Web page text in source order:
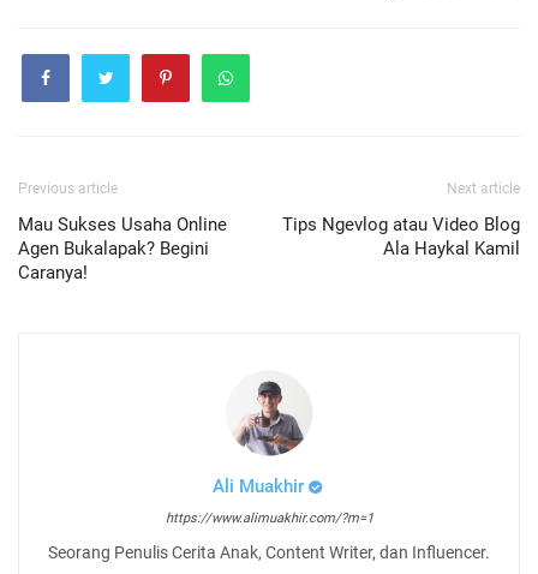
Previous article
Mau Sukses Usaha Online
Agen Bukalapak? Begini
Caranya!
Next article
Tips Ngevlog atau Video Blog
Ala Haykal Kamil
Ali Muakhir
https://www.alimuakhir.com/?m=1
Seorang Penulis Cerita Anak, Content Writer, dan Influencer.